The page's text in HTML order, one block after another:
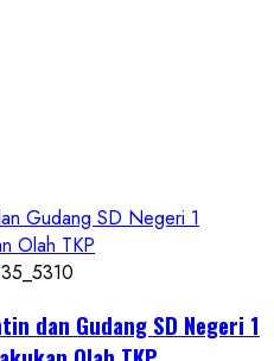
Gudang SD Negeri 1
Olah TKP
dan Gudang SD Negeri 1